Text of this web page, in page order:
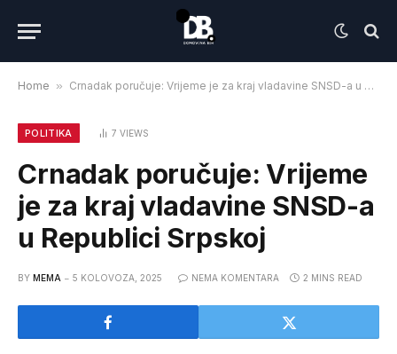
Home » Crnadak poručuje: Vrijeme je za kraj vladavine SNSD-a u Republici Srpskoj
POLITIKA 7 VIEWS
Crnadak poručuje: Vrijeme
je za kraj vladavine SNSD-a
u Republici Srpskoj
BY MEMA 5 KOLOVOZA, 2025 NEMA KOMENTARA 2 MINS READ